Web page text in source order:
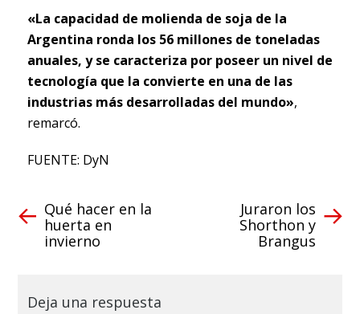
«La capacidad de molienda de soja de la
Argentina ronda los 56 millones de toneladas
anuales, y se caracteriza por poseer un nivel de
tecnología que la convierte en una de las
industrias más desarrolladas del mundo»,
remarcó.
FUENTE: DyN
Qué hacer en la
huerta en
invierno
Juraron los
Shorthon y
Brangus
Deja una respuesta